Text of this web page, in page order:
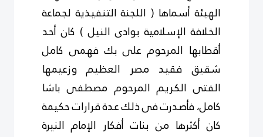
الهيئة أسماها ( اللجنة التنفيذية لجماعة
الخلافة الإسلامية بوادى النيل ) كان أحد
أقطابها المرحوم على بك فهمى كامل
شقيق فقيد مصر العظيم وزعيمها
الفتى الكريم المرحوم مصطفى باشا
كامل، فأصدرت فى ذلك عدة قرارات حكيمة
كان أكثرها من بنات أفكار الإمام النيرة